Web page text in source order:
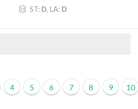
ST: D, LA: D
4 5 6 7 8 9 10